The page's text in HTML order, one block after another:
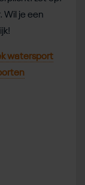
Wil je een
watersport